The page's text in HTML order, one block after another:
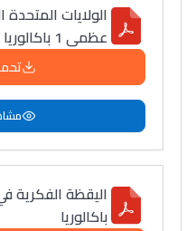
الولايات
عظمى 1 باكالوريا
باكالوريا